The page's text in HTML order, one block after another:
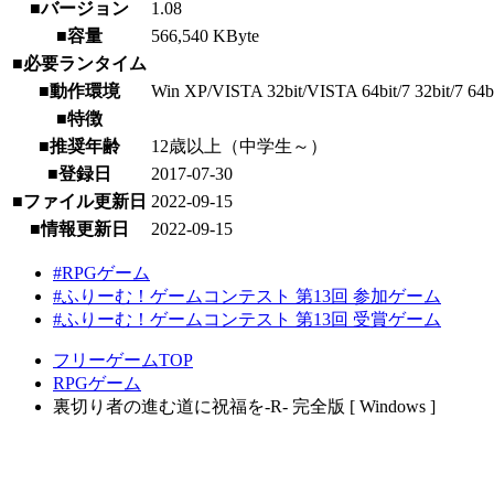
■バージョン
1.08
■容量
566,540 KByte
■必要ランタイム
■動作環境
Win XP/VISTA 32bit/VISTA 64bit/7 32bit/7
■特徴
■推奨年齢
12歳以上（中学生～）
■登録日
2017-07-30
■ファイル更新日 2022-09-15
■情報更新日
2022-09-15
#RPGゲーム
#ふりーむ！ゲームコンテスト 第13回 参加ゲーム
#ふりーむ！ゲームコンテスト 第13回 受賞ゲーム
フリーゲームTOP
RPGゲーム
裏切り者の進む道に祝福を‐R‐ 完全版 [ Windows ]